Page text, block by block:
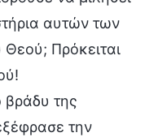
αυτών των
Θεού; Πρόκειται
βράδυ της
την